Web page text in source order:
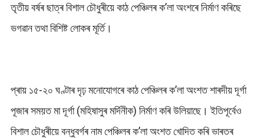
তৃতীয় বৰ্ষৰ ছাত্ৰ বিশাল চৌধুৰীয়ে কাঠ পেঞ্চিলৰ ক’লা অংশৰে নিৰ্মাণ কৰিছে
ভগৱান তথা বিশিষ্ট লোকৰ মূৰ্তি।
প্ৰায় ১৫-২০ ঘণ্টাৰ দৃঢ় মনোযোগৰে কাঠ পেঞ্চিলৰ ক’লা অংশত শাৰদীয় দূৰ্গা
পূজাৰ সময়ত মা দূৰ্গা (মহিষাসুৰ মৰ্দিনীক) নিৰ্মাণ কৰি উলিয়াছে। ইতিপূৰ্বেও
বিশাল চৌধুৰীয়ে বন্ধুবৰ্গৰ নাম পেঞ্চিলৰ ক’লা অংশত খোদিত কৰি ভাৰতৰ